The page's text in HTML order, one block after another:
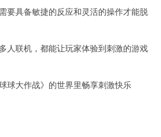
具备敏捷的反应和灵活的操作才能脱
联机，都能让玩家体验到刺激的游戏
大作战》的世界里畅享刺激快乐